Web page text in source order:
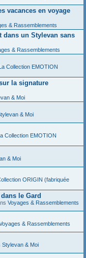
vacances en voyage
& Rassemblements
dans un Stylevan sans
& Rassemblements
Collection EMOTION
la signature
& Moi
& Moi
Collection EMOTION
& Moi
ORIGIN (fabriquée
le Gard
Voyages & Rassemblements
& Rassemblements
Stylevan & Moi